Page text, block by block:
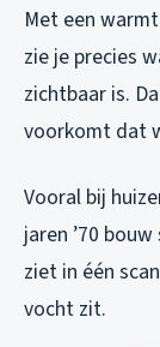
Met een
zie je precies
zichtbaar is.
voorkomt dat
Vooral bij
jaren ’70
ziet in één
vocht zit.